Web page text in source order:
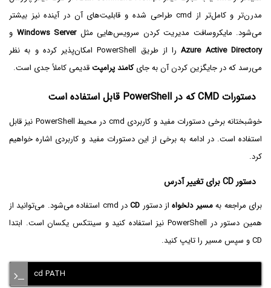
مدرن‌تر و کامل‌تر از cmd طراحی شده و قابلیت‌های آن در آینده نیز بیشتر
می‌شود. مایکروسافت مدیریت کردن سرویس‌هایی مثلWindows Server و
Azure Active Directory
را از طریق PowerShell امکان‌پذیر کرده و به نظر
می‌رسد که در جایگزین کردن آن به جایکامند پرامپتقدیمی کاملاً جدی است.
دستورات CMD که در PowerShell قابل استفاده است
خوشبختانه برخی دستورات مفید و کاربردی cmd در محیط PowerShell نیز قابل
استفاده است. در ادامه به برخی از این دستورات مفید و کاربردی اشاره خواهیم
کرد.
دستور CD برای تغییر آدرس
برای مراجعه بهمسیر دلخواهاز دستور CD
در cmd استفاده می‌شود. می‌توانید از
همین دستور در PowerShell نیز استفاده کنید و سینتکس یکسان است. ابتدا
CD و سپس مسیر را تایپ کنید.
cd PATH